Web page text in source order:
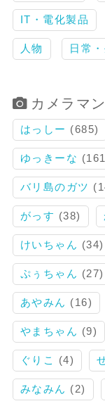
IT・電化製品
人物 日常
カメラマ
はっしー (685)
ゆっきーな
バリ島のガツ
がっす (38)
けいちゃん (34)
ぷぅちゃん (27)
あやみん (16)
やまちゃん (9)
ぐりこ (4)
みなみん (2)